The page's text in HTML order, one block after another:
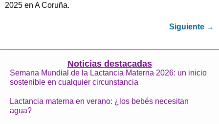
2025 en A Coruña.
Siguiente →
Noticias destacadas
Semana Mundial de la Lactancia Materna 2026: un inicio
sostenible en cualquier circunstancia
Lactancia materna en verano: ¿los bebés necesitan
agua?